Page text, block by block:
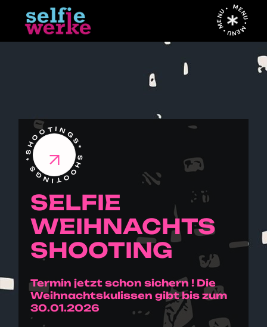
MENU • MENU • MENU •
SHOOTINGS* SHOOTINGS *
SELFIE
WEIHNACHTS
SHOOTING
Termin jetzt schon sichern ! Die
Weihnachtskulissen gibt bis zum
30.01.2026